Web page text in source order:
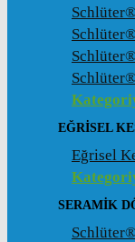
EĞRISEL
Eğrisel
SERAMIK